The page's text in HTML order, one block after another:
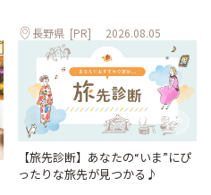
長野県 [PR] 2026.08.05
【旅先診断】あなたの“いま”にぴ
ったりな旅先が見つかる♪